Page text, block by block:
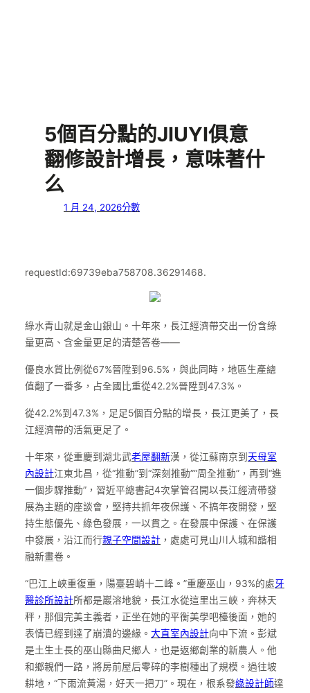
5個百分點的JIUYI俱意
翻修設計增長，意味著什
么
1 月 24, 2026分數
requestId:69739eba758708.36291468.
綠水青山就是金山銀山。十年來，長江經濟帶交出一份含綠
量更高、含金量更足的清楚答卷——
優良水質比例從67%晉陞到96.5%，與此同時，地區生產總
值翻了一番多，占全國比重從42.2%晉陞到47.3%。
從42.2%到47.3%，足足5個百分點的增長，長江更美了，長
江經濟帶的活氣更足了。
十年來，從重慶到湖北武老屋翻新漢，從江蘇南京到 天母室
內設計江東北昌，從“推動”到“深刻推動”“周全推動”，再到“進
一個步驟推動”，習近平總書記4次掌管召開以長江經濟帶發
展為主題的座談會，堅持共抓年夜保護、不搞年夜開發，堅
持生態優先、綠色發展，一以貫之。在發展中保護、在保護
中發展，沿江而行親子空間設計 ，處處可見山川人城和諧相
融新畫卷。
“巴江上峽重復重，陽臺碧峭十二峰。”重慶巫山，93%的處牙
醫診所設計所都是巖溶地貌，長江水從這里出三峽，奔林天
秤，那個完美主義者，正坐在她的平衡美學吧檯後面，她的
表情已經到達了崩潰的邊緣。 大直室內設計向中下流。彭斌
是土生土長的巫山縣曲尺鄉人，也是返鄉創業的新農人。他
和鄉親們一路，將房前屋后零碎的李樹種出了規模。過往坡
耕地，“下雨流黃湯，好天一把刀”。現在，根系發綠設計師達